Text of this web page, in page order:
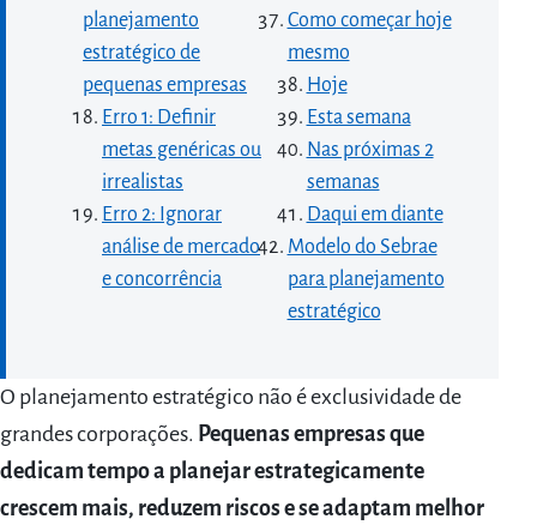
planejamento
estratégico de
pequenas empresas
Erro 1: Definir
metas genéricas ou
irrealistas
Erro 2: Ignorar
análise de mercado
e concorrência
Como começar hoje
mesmo
Hoje
Esta semana
Nas próximas 2
semanas
Daqui em diante
Modelo do Sebrae
para planejamento
estratégico
O planejamento estratégico não é exclusividade de
grandes corporações. Pequenas empresas que
dedicam tempo a planejar estrategicamente
crescem mais, reduzem riscos e se adaptam melhor